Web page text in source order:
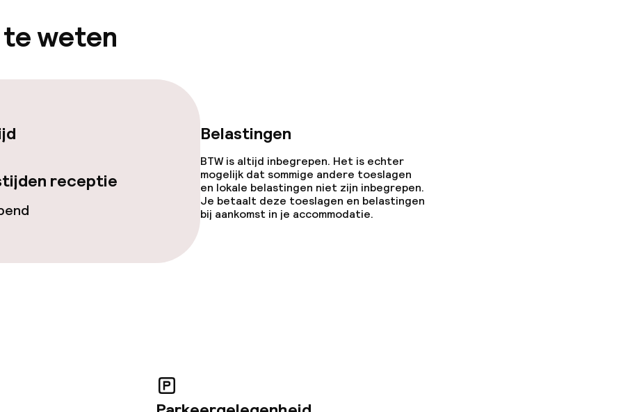
te weten
receptie
Belastingen
BTW is altijd inbegrepen. Het is echter
mogelijk dat sommige andere toeslagen
en lokale belastingen niet zijn inbegrepen.
Je betaalt deze toeslagen en belastingen
bij aankomst in je accommodatie.